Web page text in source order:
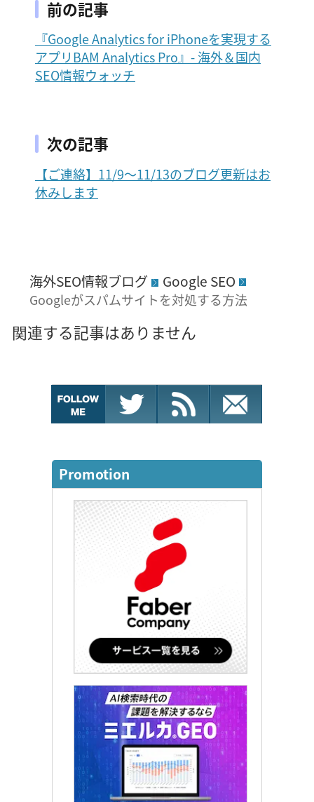
前の記事
『Google Analytics for iPhoneを実現する
アプリBAM Analytics Pro』- 海外＆国内
SEO情報ウォッチ
次の記事
【ご連絡】11/9～11/13のブログ更新はお
休みします
海外SEO情報ブログ Google SEO
Googleがスパムサイトを対処する方法
関連する記事はありません
Promotion